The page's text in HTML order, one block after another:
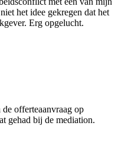
het idee gekregen dat het
Erg opgelucht.
offerteaanvraag op
gehad bij de mediation.